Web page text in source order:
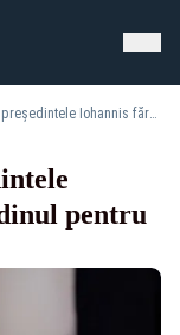
Un buzoian, lăsat de președintele Iohannis fără decorația Ordinul pentru Merit în grad de Cavaler
pentru